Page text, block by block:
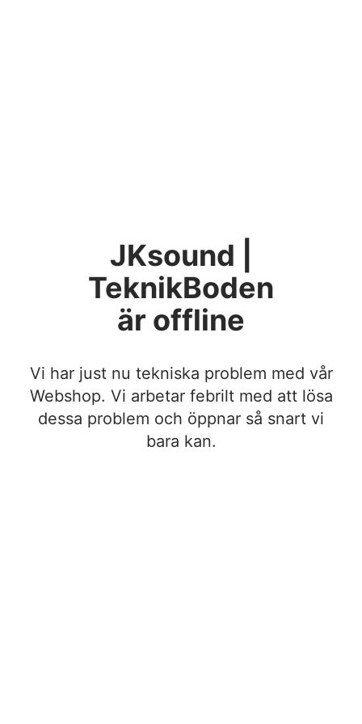
JKsound |
TeknikBoden
är offline
Vi har just nu tekniska problem med vår
Webshop. Vi arbetar febrilt med att lösa
dessa problem och öppnar så snart vi
bara kan.